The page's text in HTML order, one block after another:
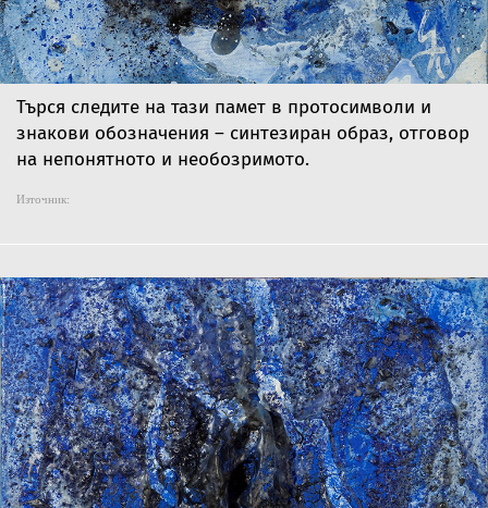
Търся следите на тази памет в протосимволи и
знакови обозначения – синтезиран образ, отговор
на непонятното и необозримото.
Източник: